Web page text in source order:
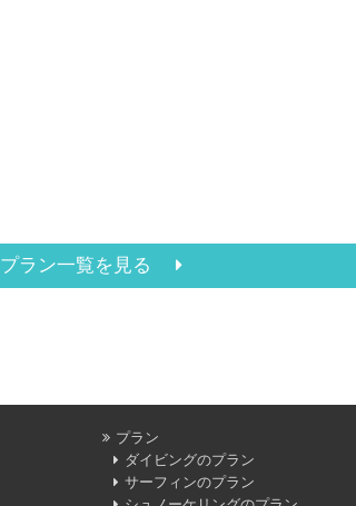
プラン一覧を見る
プラン
ダイビングのプラン
サーフィンのプラン